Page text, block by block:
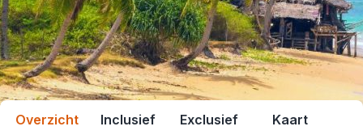
Overzicht Inclusief Exclusief Kaart